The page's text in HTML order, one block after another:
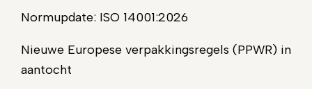
Normupdate: ISO 14001:2026
Nieuwe Europese verpakkingsregels (PPWR) in
aantocht